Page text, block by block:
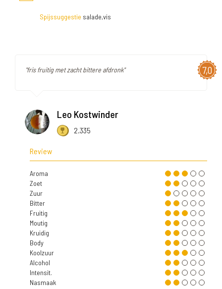
Spijssuggestie salade,vis
7,0
"fris fruitig met zacht bittere afdronk"
Leo Kostwinder
2.335
Review
Aroma
Zoet
Zuur
Bitter
Fruitig
Moutig
Kruidig
Body
Koolzuur
Alcohol
Intensit.
Nasmaak